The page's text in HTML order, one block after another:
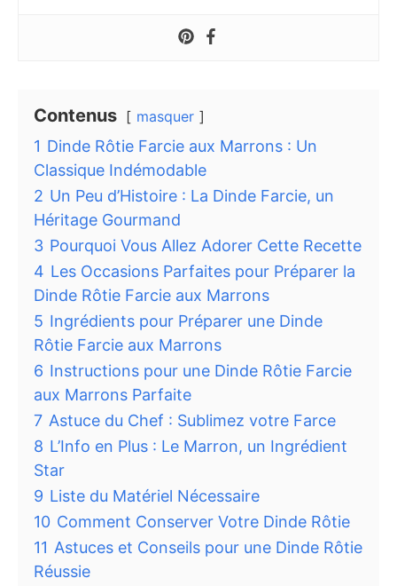
Contenus masquer
1 Dinde Rôtie Farcie aux Marrons : Un
Classique Indémodable
2 Un Peu d’Histoire : La Dinde Farcie, un
Héritage Gourmand
3 Pourquoi Vous Allez Adorer Cette Recette
4 Les Occasions Parfaites pour Préparer la
Dinde Rôtie Farcie aux Marrons
5 Ingrédients pour Préparer une Dinde
Rôtie Farcie aux Marrons
6 Instructions pour une Dinde Rôtie Farcie
aux Marrons Parfaite
7 Astuce du Chef : Sublimez votre Farce
8 L’Info en Plus : Le Marron, un Ingrédient
Star
9 Liste du Matériel Nécessaire
10 Comment Conserver Votre Dinde Rôtie
11 Astuces et Conseils pour une Dinde Rôtie
Réussie